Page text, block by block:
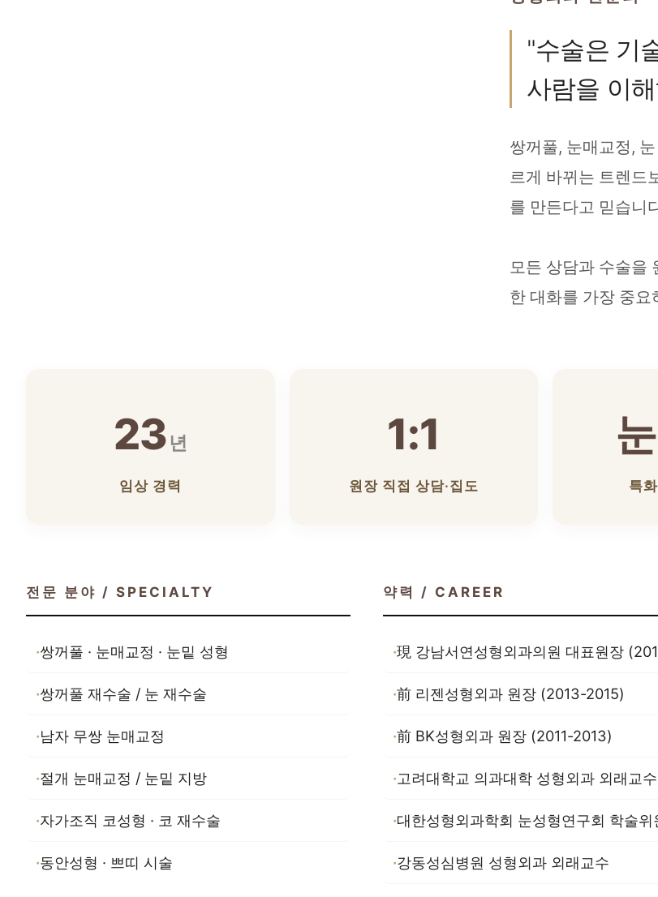
"수술은 기
사람을 이
쌍꺼풀, 눈매교정,
르게 바뀌는 트렌드
를 만든다고 믿습니
모든 상담과 수술을
한 대화를 가장 중요
23 년
임상 경력
1:1
원장 직접 상담·집도 특
전문 분야 / SPECIALTY
쌍꺼풀 · 눈매교정 · 눈밑 성형
쌍꺼풀 재수술 / 눈 재수술
남자 무쌍 눈매교정
절개 눈매교정 / 눈밑 지방
자가조직 코성형 · 코 재수술
동안성형 · 쁘띠 시술
약력 / CAREER
現 강남서연성형외과의원 대표원장
前 리젠성형외과 원장 (2013-2015)
前 BK성형외과 원장 (2011-2013)
고려대학교 의과대학 성형외과 외래교수
대한성형외과학회 눈성형연구회 학술위
강동성심병원 성형외과 외래교수